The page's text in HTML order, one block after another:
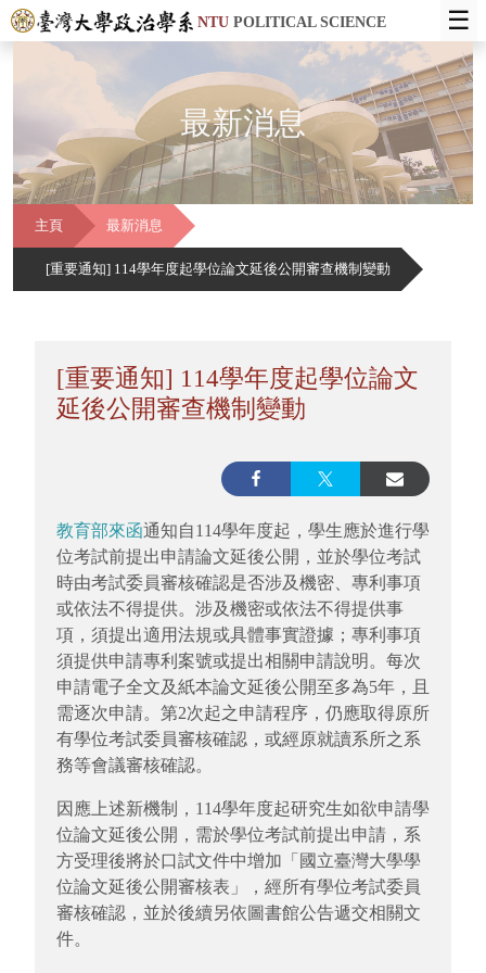
NTUPOLITICAL SCIENCE ☰
最新消息
主頁 最新消息
[重要通知] 114學年度起學位論文延後公開審查機制變動
[重要通知] 114學年度起學位論文
延後公開審查機制變動
教育部來函通知自114學年度起， 學生應於進行學
位考試前提出申請論文延後公開， 並於學位考試
時由考試委員審核確認是否涉及機密、 專利事項
或依法不得提供。涉及機密或依法不得提供事
項， 須提出適用法規或具體事實證據； 專利事項
須提供申請專利案號或提出相關申請說明。 每次
申請電子全文及紙本論文延後公開至多為5年，且
需逐次申請。第2次起之申請程序，仍應取得原所
有學位考試委員審核確認，或經原就讀系所之系
務等會議審核確認。
因應上述新機制，114學年度起研究生如欲申請學
位論文延後公開，需於學位考試前提出申請，系
方受理後將於口試文件中增加「國立臺灣大學學
位論文延後公開審核表」，經所有學位考試委員
審核確認，並於後續另依圖書館公告遞交相關文
件。